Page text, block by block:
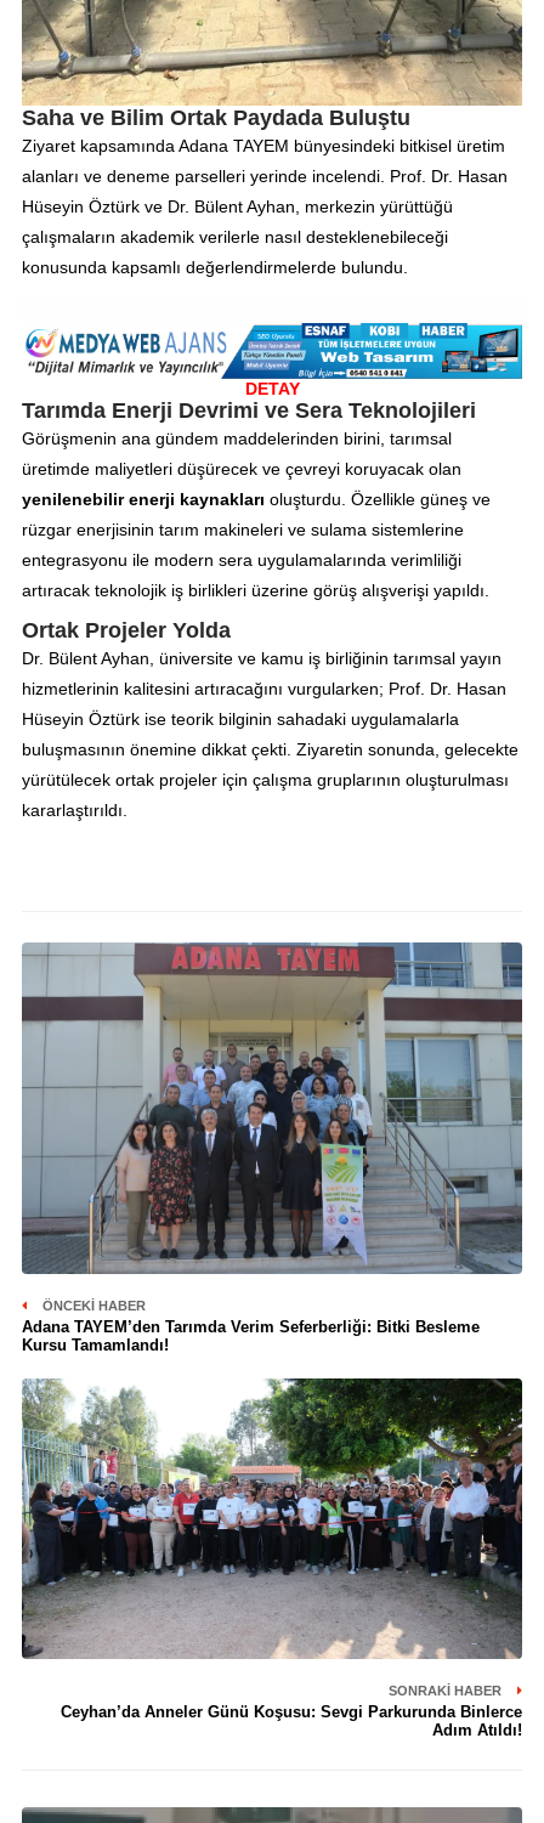
Saha ve Bilim Ortak Paydada Buluştu
Ziyaret kapsamında Adana TAYEM bünyesindeki bitkisel üretim
alanları ve deneme parselleri yerinde incelendi. Prof. Dr. Hasan
Hüseyin Öztürk ve Dr. Bülent Ayhan, merkezin yürüttüğü
çalışmaların akademik verilerle nasıl desteklenebileceği
konusunda kapsamlı değerlendirmelerde bulundu.
DETAY
Tarımda Enerji Devrimi ve Sera Teknolojileri
Görüşmenin ana gündem maddelerinden birini, tarımsal
üretimde maliyetleri düşürecek ve çevreyi koruyacak olan
yenilenebilir enerji kaynakları oluşturdu. Özellikle güneş ve
rüzgar enerjisinin tarım makineleri ve sulama sistemlerine
entegrasyonu ile modern sera uygulamalarında verimliliği
artıracak teknolojik iş birlikleri üzerine görüş alışverişi yapıldı.
Ortak Projeler Yolda
Dr. Bülent Ayhan, üniversite ve kamu iş birliğinin tarımsal yayın
hizmetlerinin kalitesini artıracağını vurgularken; Prof. Dr. Hasan
Hüseyin Öztürk ise teorik bilginin sahadaki uygulamalarla
buluşmasının önemine dikkat çekti. Ziyaretin sonunda, gelecekte
yürütülecek ortak projeler için çalışma gruplarının oluşturulması
kararlaştırıldı.
ÖNCEKI HABER
Adana TAYEM’den Tarımda Verim Seferberliği: Bitki Besleme
Kursu Tamamlandı!
SONRAKI HABER
Ceyhan’da Anneler Günü Koşusu: Sevgi Parkurunda Binlerce
Adım Atıldı!